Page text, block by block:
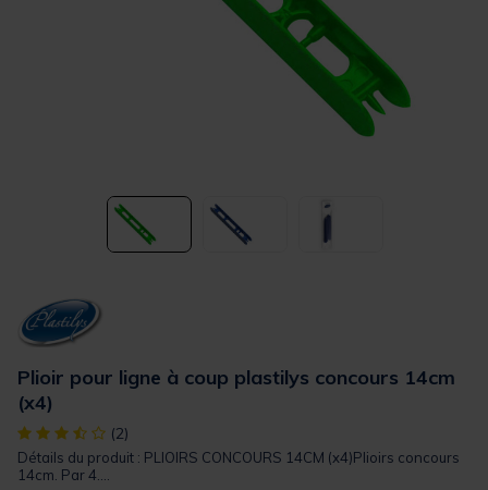
Plioir pour ligne à coup plastilys concours 14cm
(x4)
[object Object] out of 5 Customer Rating
(2)
Détails du produit : PLIOIRS CONCOURS 14CM (x4)Plioirs concours
14cm. Par 4....